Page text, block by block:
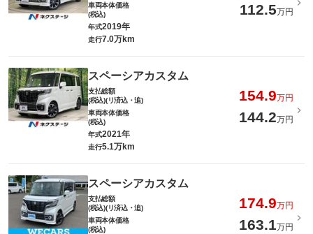
車両本体価格
(税込)
112.5万円
年式2019年
走行7.0万km
スペーシアカスタム
支払総額
(税込)(リ済込・追)
154.9万円
車両本体価格
(税込)
144.2万円
年式2021年
走行5.1万km
スペーシアカスタム
支払総額
(税込)(リ済込・追)
174.9万円
車両本体価格
(税込)
163.1万円